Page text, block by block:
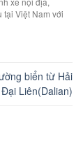
tại Việt Nam với
biển từ Hải
Liên(Dalian)